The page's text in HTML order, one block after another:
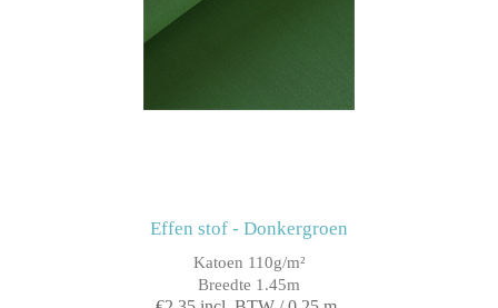
Effen stof - Donkergroen
Katoen 110g/m²
Breedte 1.45m